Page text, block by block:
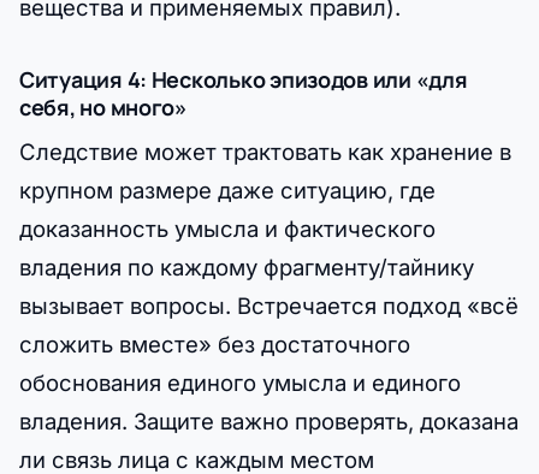
вещества и применяемых правил).
Ситуация 4: Несколько эпизодов или «для
себя, но много»
Следствие может трактовать как хранение в
крупном размере даже ситуацию, где
доказанность умысла и фактического
владения по каждому фрагменту/тайнику
вызывает вопросы. Встречается подход «всё
сложить вместе» без достаточного
обоснования единого умысла и единого
владения. Защите важно проверять, доказана
ли связь лица с каждым местом